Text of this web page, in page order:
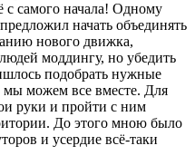
с самого начала! Одному
начать объединять
нового движка,
моддингу, но убедить
подобрать нужные
мы можем все вместе. Для
руки и пройти с ним
До этого мною было
и усердие всё-таки